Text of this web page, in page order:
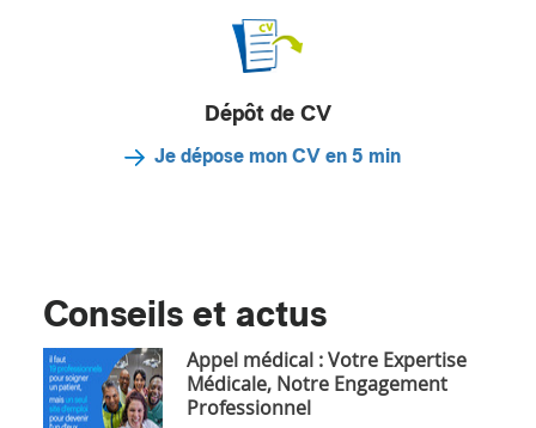
Dépôt de CV
Je dépose mon CV en 5 min
Conseils et actus
Appel médical : Votre Expertise
Médicale, Notre Engagement
Professionnel